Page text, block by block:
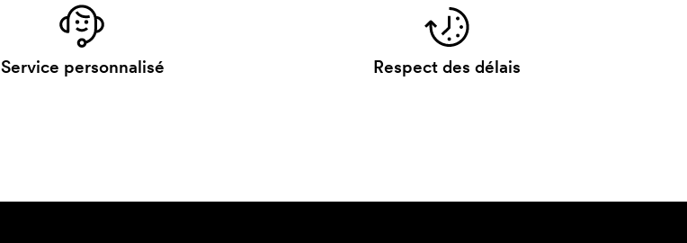
Service personnalisé Respect des délais